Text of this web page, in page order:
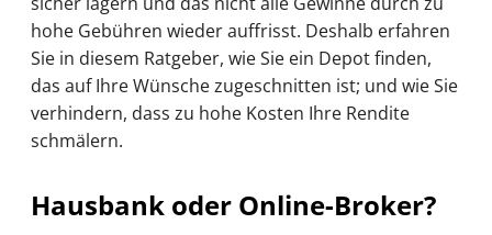
hohe Gebühren wieder auffrisst. Deshalb erfahren
Sie in diesem Ratgeber, wie Sie ein Depot finden,
das auf Ihre Wünsche zugeschnitten ist; und wie Sie
verhindern, dass zu hohe Kosten Ihre Rendite
schmälern.
Hausbank oder Online-Broker?